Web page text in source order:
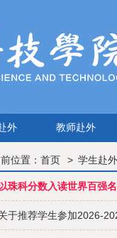
外 教师赴外
位置： 首页 学生赴外
以珠科分数入读世界百强
于推荐学生参加2026-